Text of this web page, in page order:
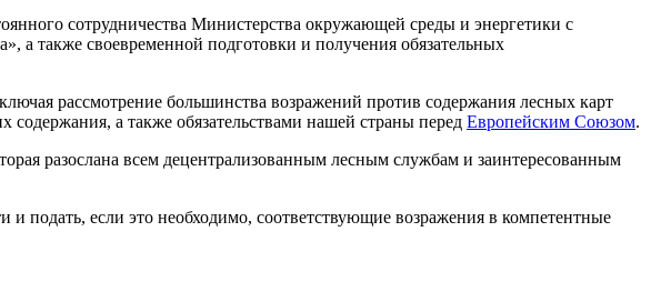
сотрудничества Министерства окружающей среды и энергетики с
а также своевременной подготовки и получения обязательных
рассмотрение большинства возражений против содержания лесных карт
а также обязательствами нашей страны перед Европейским Союзом.
разослана всем децентрализованным лесным службам и заинтересованным
подать, если это необходимо, соответствующие возражения в компетентные